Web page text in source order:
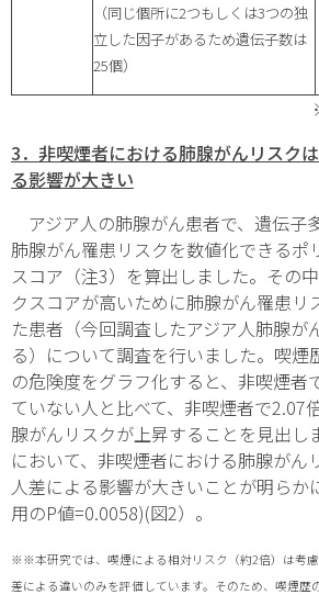
（同じ個所に2つもしくは3つの独
立した因子があるため遺伝子数は
25個）
3．非喫煙者における肺腺がんリスク
る影響が大きい
アジア人の肺腺がん患者で、遺伝子
肺腺がん罹患リスクを数値化できるポ
スコア（注3）を算出しました。その
クスコアが高いために肺腺がん罹患リ
た患者（今回調査したアジア人肺腺が
る）について調査を行いました。喫煙
の危険度をグラフ化すると、非喫煙者
ていない人と比べて、非喫煙者で2.07
腺がんリスクが上昇することを見出
において、非喫煙者における肺腺がん
人差による影響が大きいことが明らか
用のP値=0.0058)(図2）。
※※本研究では、喫煙による相対リスク（約2倍）は考
差による違いのみを評価しています。そのため、喫煙歴